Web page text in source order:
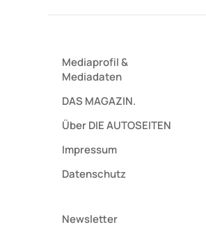
Mediaprofil&
Mediadaten
DAS MAGAZIN.
Über DIE AUTOSEITEN
Impressum
Datenschutz
Newsletter